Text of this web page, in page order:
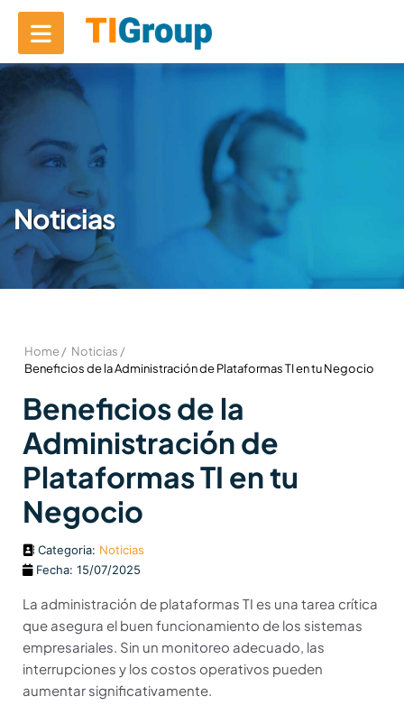
Noticias
Home / Noticias /
Beneficios de la Administración de Plataformas TI en tu Negocio
Beneficios de la
Administración de
Plataformas TI en tu
Negocio
Categoria: Noticias
Fecha: 15/07/2025
La administración de plataformas TI es una tarea crítica
que asegura el buen funcionamiento de los sistemas
empresariales. Sin un monitoreo adecuado, las
interrupciones y los costos operativos pueden
aumentar significativamente.